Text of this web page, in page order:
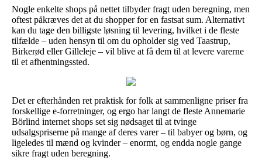
Nogle enkelte shops på nettet tilbyder fragt uden beregning, men
oftest påkræves det at du shopper for en fastsat sum. Alternativt
kan du tage den billigste løsning til levering, hvilket i de fleste
tilfælde – uden hensyn til om du opholder sig ved Taastrup,
Birkerød eller Gilleleje – vil blive at få dem til at levere varerne
til et afhentningssted.
Det er efterhånden ret praktisk for folk at sammenligne priser fra
forskellige e-forretninger, og ergo har langt de fleste Annemarie
Börlind internet shops set sig nødsaget til at tvinge
udsalgspriserne på mange af deres varer – til babyer og børn, og
ligeledes til mænd og kvinder – enormt, og endda nogle gange
sikre fragt uden beregning.